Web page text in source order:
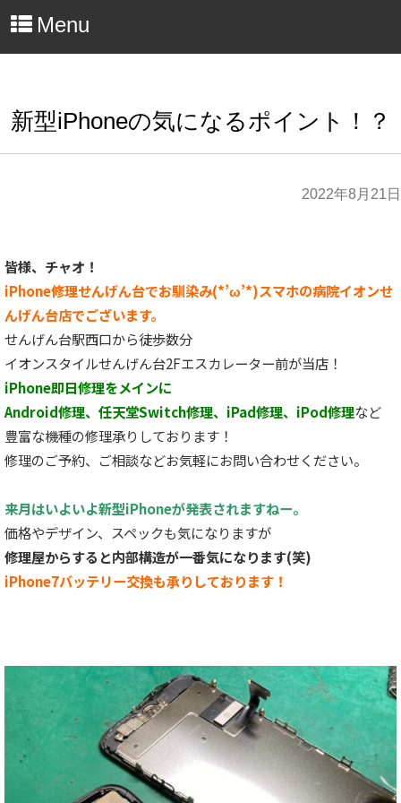
Menu
新型iPhoneの気になるポイント！？
2022年8月21日
皆様、チャオ！
iPhone修理せんげん台でお馴染み(*’ω’*)スマホの病院イオンせ
んげん台店でございます。
せんげん台駅西口から徒歩数分
イオンスタイルせんげん台2Fエスカレーター前が当店！
iPhone即日修理をメインに
Android修理、任天堂Switch修理、iPad修理、iPod修理など
豊富な機種の修理承りしております！
修理のご予約、ご相談などお気軽にお問い合わせください。
来月はいよいよ新型iPhoneが発表されますねー。
価格やデザイン、スペックも気になりますが
修理屋からすると内部構造が一番気になります(笑)
iPhone7バッテリー交換も承りしております！